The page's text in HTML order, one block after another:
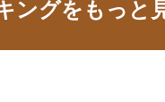
ングをもっと